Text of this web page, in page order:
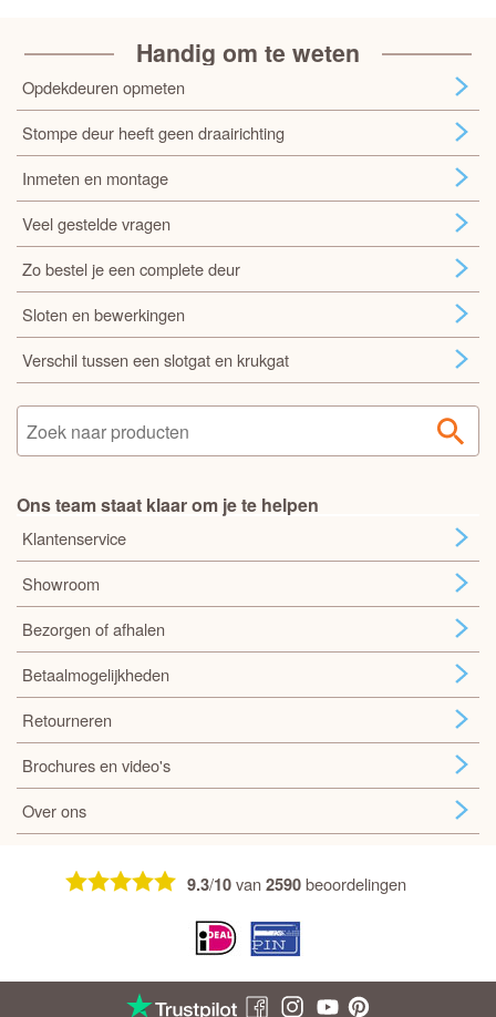
Handig om te weten
Opdekdeuren opmeten
Stompe deur heeft geen draairichting
Inmeten en montage
Veel gestelde vragen
Zo bestel je een complete deur
Sloten en bewerkingen
Verschil tussen een slotgat en krukgat
Ons team staat klaar om je te helpen
Klantenservice
Showroom
Bezorgen of afhalen
Betaalmogelijkheden
Retourneren
Brochures en video's
Over ons
9.3/10van2590beoordelingen